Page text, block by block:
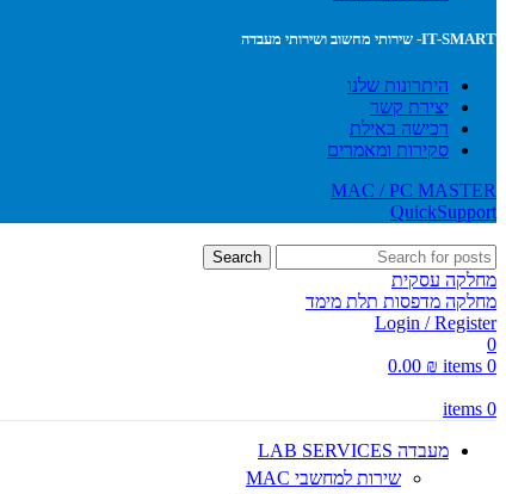
IT-SMART- שירותי מחשוב ושירותי מעבדה
היתרונות שלנו
יצירת קשר
רכישה באילת
סקירות ומאמרים
MAC / PC MASTER
QuickSupport
Search
מחלקה עסקית
מחלקה מדפסות תלת מימד
Login / Register
0
0
items
0.00 ₪
0
items
מעבדה LAB SERVICES
שירות למחשבי MAC